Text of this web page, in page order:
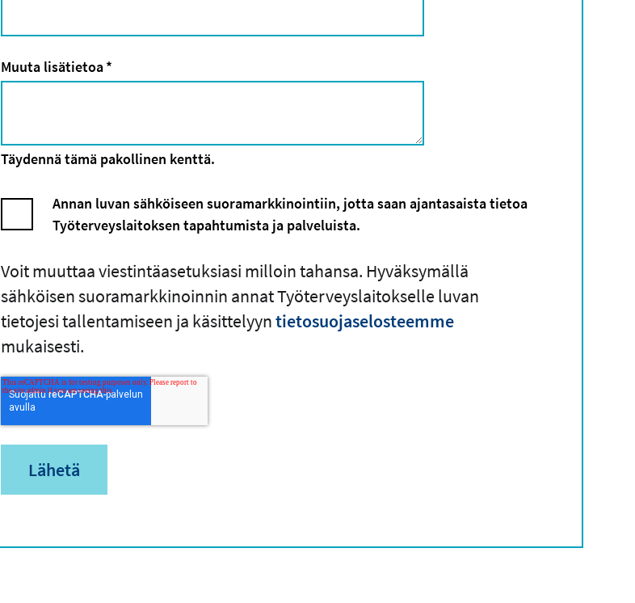
Muuta lisätietoa*
Täydennä tämä pakollinen kenttä.
Annan luvan sähköiseen suoramarkkinointiin, jotta saan ajantasaista tietoa
Työterveyslaitoksen tapahtumista ja palveluista.
Voit muuttaa viestintäasetuksiasi milloin tahansa. Hyväksymällä
sähköisen suoramarkkinoinnin annat Työterveyslaitokselle luvan
tietojesi tallentamiseen ja käsittelyyntietosuojaselosteemme
mukaisesti.